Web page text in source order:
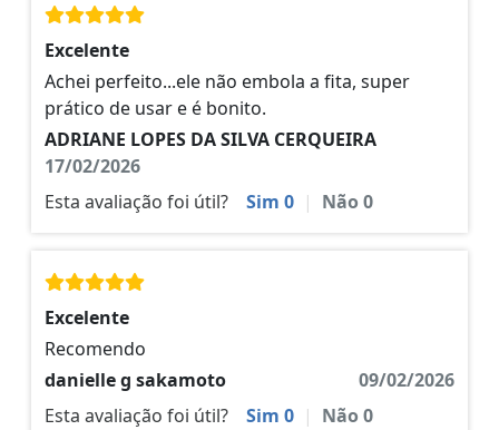
Excelente
Achei perfeito...ele não embola a fita, super
prático de usar e é bonito.
ADRIANE LOPES DA SILVA CERQUEIRA
17/02/2026
Esta avaliação foi útil?
Sim 0 | Não0
Excelente
Recomendo
danielle g sakamoto
09/02/2026
Esta avaliação foi útil?
Sim 0 | Não0